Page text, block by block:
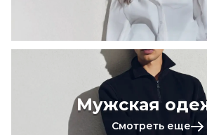
Мужская
Смотреть еще